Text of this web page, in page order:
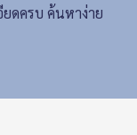
ดครบ ค้นหาง่าย